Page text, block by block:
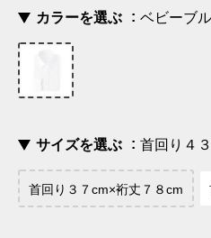
カラーを選ぶ ベビーブ
サイズを選ぶ 首回り４
首回り３７cm×裄丈７８cm